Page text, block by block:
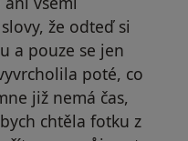
že odteď si
a pouze se jen
poté, co
již nemá čas,
chtěla fotku z